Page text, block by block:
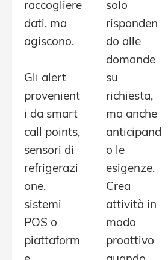
raccogliere
dati, ma
agiscono.
Gli alert
provenient
i da smart
call points,
sensori di
refrigerazi
one,
sistemi
POS o
piattaform
solo
risponden
do alle
domande
su
richiesta,
ma anche
anticipand
o le
esigenze.
Crea
attività in
modo
proattivo